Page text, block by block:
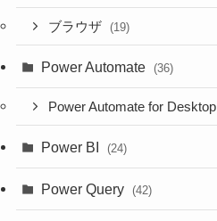
ブラウザ (19)
Power Automate (36)
Power Automate for Desktop
Power BI (24)
Power Query (42)